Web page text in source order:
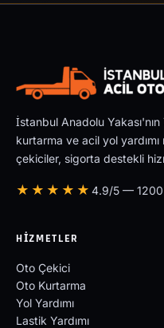
İstanbul Anadolu
kurtarma ve acil yol
çekiciler, sigorta destekli
★★★★★ 4.9/5 — 1200
HIZMETLER
Oto Çekici
Oto Kurtarma
Yol Yardımı
Lastik Yardımı